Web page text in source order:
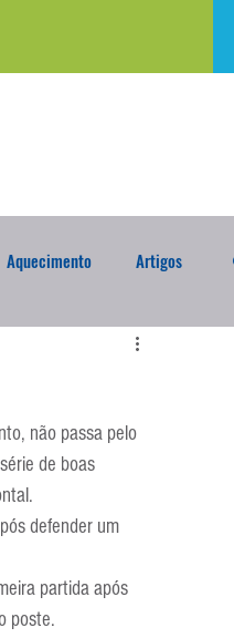
Aquecimento Artigos
Compra Exterior
Encaixada Enquete
Espanhola
não passa pelo
de boas
defender um
partida após
poste.